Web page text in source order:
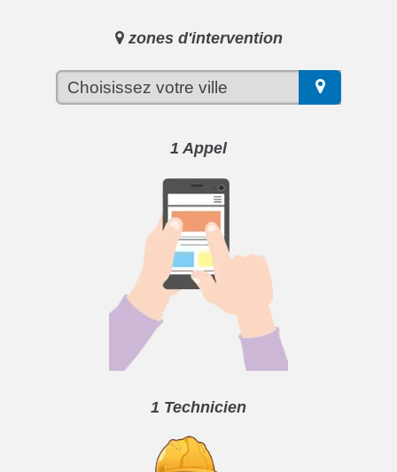
zones d'intervention
1 Appel
1 Technicien